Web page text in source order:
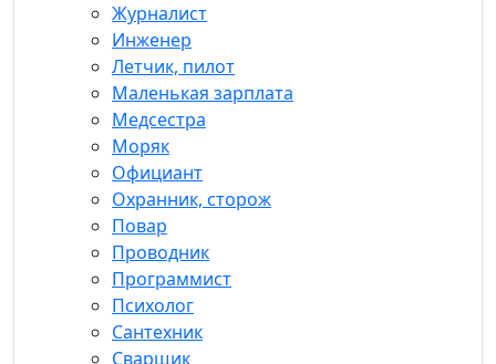
Журналист
Инженер
Летчик, пилот
Маленькая зарплата
Медсестра
Моряк
Официант
Охранник, сторож
Повар
Проводник
Программист
Психолог
Сантехник
Сварщик